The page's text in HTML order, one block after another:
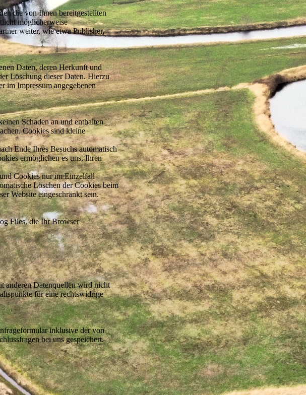
die von Ihnen bereitgestellten
möglicherweise
weiter, wie etwa Publisher,
Daten, deren Herkunft und
Löschung dieser Daten. Hierzu
im Impressum angegebenen
Schaden an und enthalten
Cookies sind kleine
Ende Ihres Besuchs automatisch
ermöglichen es uns, Ihren
Cookies nur im Einzelfall
Löschen der Cookies beim
Website eingeschränkt sein.
Files, die Ihr Browser
anderen Datenquellen wird nicht
für eine rechtswidrige
inklusive der von
bei uns gespeichert.